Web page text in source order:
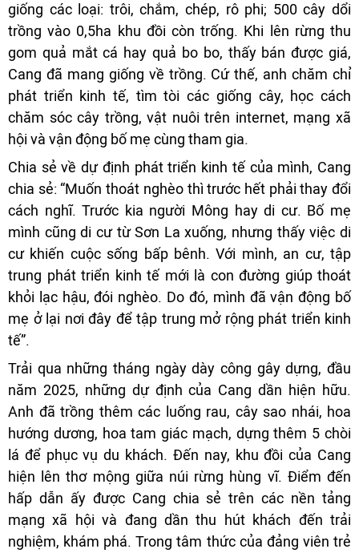
giống các loại: trôi, chắm, chép, rô phi; 500 cây dổi
trồng vào 0,5ha khu đồi còn trống. Khi lên rừng thu
gom quả mắt cá hay quả bo bo, thấy bán được giá,
Cang đã mang giống về trồng. Cứ thế, anh chăm chỉ
phát triển kinh tế, tìm tòi các giống cây, học cách
chăm sóc cây trồng, vật nuôi trên internet, mạng xã
hội và vận động bố mẹ cùng tham gia.
Chia sẻ về dự định phát triển kinh tế của mình, Cang
chia sẻ: “Muốn thoát nghèo thì trước hết phải thay đổi
cách nghĩ. Trước kia người Mông hay di cư. Bố mẹ
mình cũng di cư từ Sơn La xuống, nhưng thấy việc di
cư khiến cuộc sống bấp bênh. Với mình, an cư, tập
trung phát triển kinh tế mới là con đường giúp thoát
khỏi lạc hậu, đói nghèo. Do đó, mình đã vận động bố
mẹ ở lại nơi đây để tập trung mở rộng phát triển kinh
tế”.
Trải qua những tháng ngày dày công gây dựng, đầu
năm 2025, những dự định của Cang dần hiện hữu.
Anh đã trồng thêm các luống rau, cây sao nhái, hoa
hướng dương, hoa tam giác mạch, dựng thêm 5 chòi
lá để phục vụ du khách. Đến nay, khu đồi của Cang
hiện lên thơ mộng giữa núi rừng hùng vĩ. Điểm đến
hấp dẫn ấy được Cang chia sẻ trên các nền tảng
mạng xã hội và đang dần thu hút khách đến trải
nghiệm, khám phá. Trong tâm thức của đảng viên trẻ